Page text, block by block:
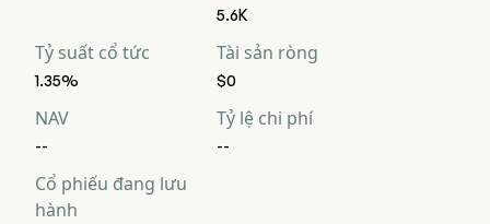
5.6K
Tỷ suất cổ tức
1.35%
Tài sản ròng
$0
NAV
--
Tỷ lệ chi phí
--
Cổ phiếu đang lưu
hành